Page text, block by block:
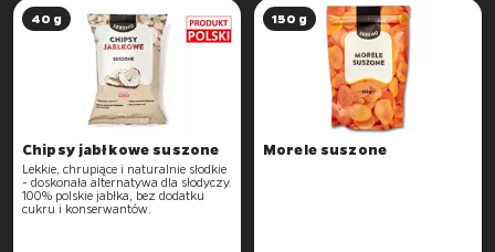
40 g
Chipsy jabłkowe suszone
Lekkie, chrupiące i naturalnie słodkie
- doskonała alternatywa dla słodyczy.
100% polskie jabłka, bez dodatku
cukru i konserwantów.
150 g
Morele suszone